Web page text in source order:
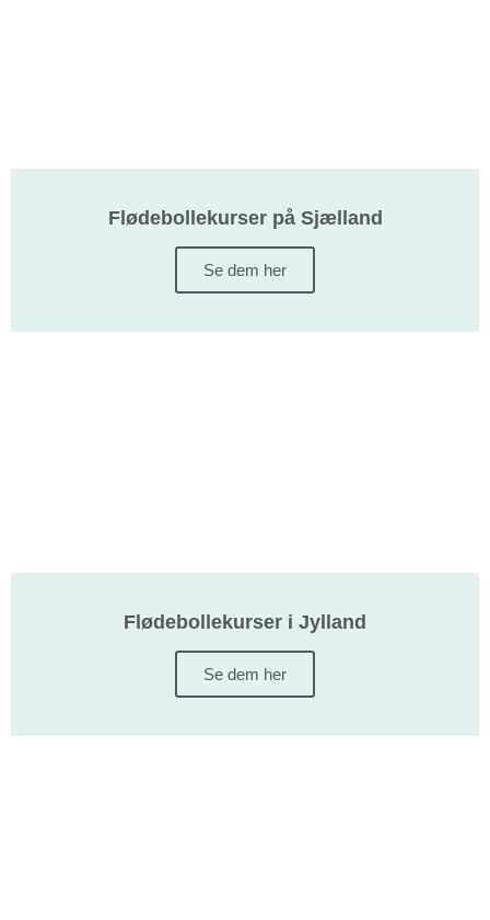
Flødebollekurser på Sjælland
Se dem her
Flødebollekurser i Jylland
Se dem her